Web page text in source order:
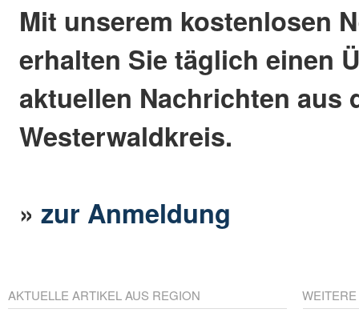
Mit unserem kostenlosen
erhalten Sie täglich einen
aktuellen Nachrichten aus
Westerwaldkreis.
»zur Anmeldung
AKTUELLE ARTIKEL AUS REGION